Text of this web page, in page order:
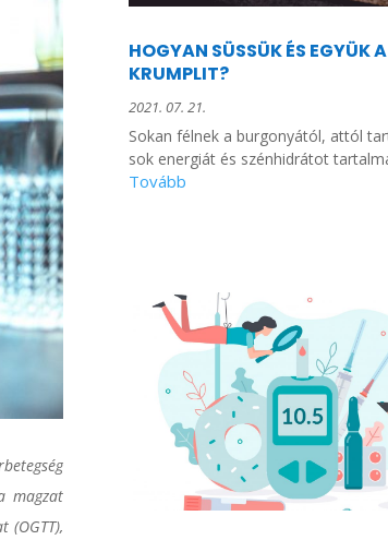
magzat
HOGYAN SÜSSÜK ÉS EGYÜK
KRUMPLIT?
2021. 07. 21.
Sokan félnek a burgonyától, attól
sok energiát és szénhidrátot